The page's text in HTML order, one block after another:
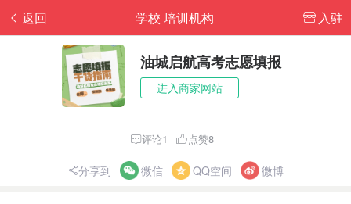
返回 入驻
学校 培训机构
油城启航高考志愿填报
进入商家网站
评论1 点赞8
分享到 微信 QQ空间 微博